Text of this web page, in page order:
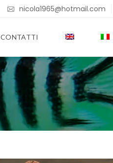
nicola1965@hotmail.com
CONTATTI